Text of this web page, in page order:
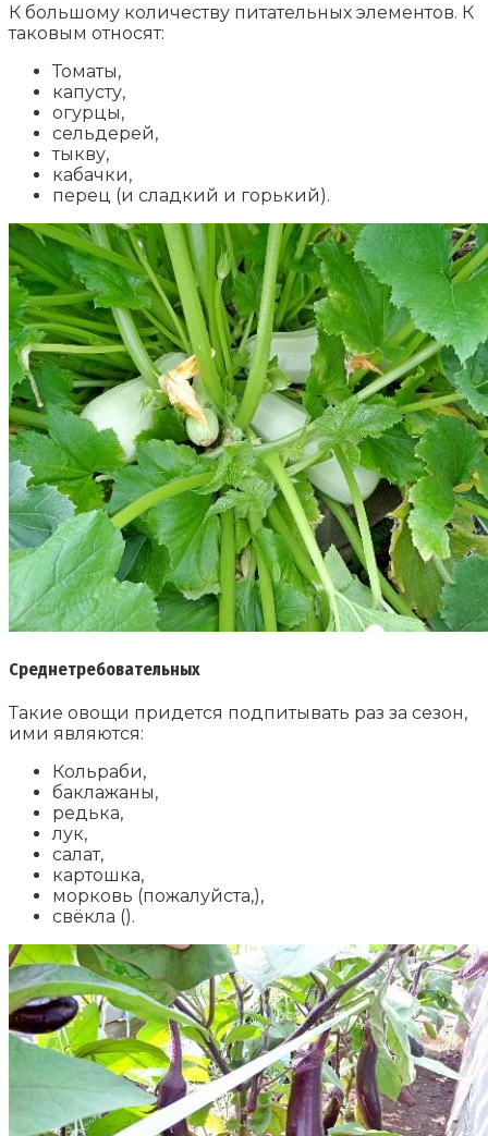
К большому количеству питательных элементов. К
таковым относят:
Томаты,
капусту,
огурцы,
сельдерей,
тыкву,
кабачки,
перец (и сладкий и горький).
Среднетребовательных
Такие овощи придется подпитывать раз за сезон,
ими являются:
Кольраби,
баклажаны,
редька,
лук,
салат,
картошка,
морковь (пожалуйста,),
свёкла ().